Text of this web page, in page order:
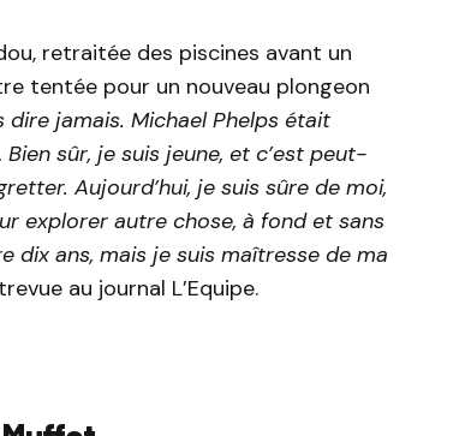
retraitée des piscines avant un
tentée pour un nouveau plongeon
dire jamais. Michael Phelps était
sûr, je suis jeune, et c’est peut-
Aujourd’hui, je suis sûre de moi,
explorer autre chose, à fond et sans
ans, mais je suis maîtresse de ma
au journal L’Equipe.